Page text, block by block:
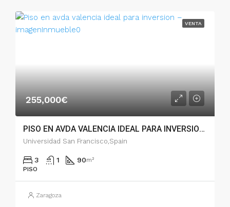
VENTA
255,000€
PISO EN AVDA VALENCIA IDEAL PARA INVERSION – 50251
Universidad San Francisco,Spain
3 1 90m²
PISO
Zaragoza